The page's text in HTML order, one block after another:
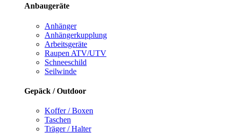
Anbaugeräte
Anhänger
Anhängerkupplung
Arbeitsgeräte
Raupen ATV/UTV
Schneeschild
Seilwinde
Gepäck / Outdoor
Koffer / Boxen
Taschen
Träger / Halter